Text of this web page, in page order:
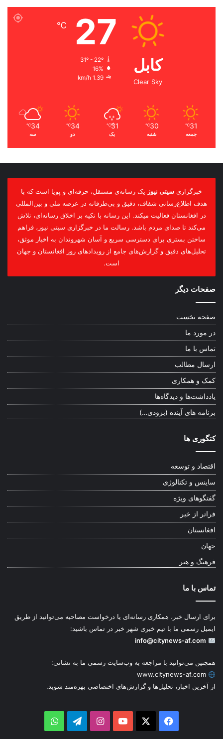
کابل
Clear Sky
27
℃
31º - 22º
16%
1.39 km/h
31
℃
جمعه
30
℃
شنبه
31
℃
یک
34
℃
دو
34
℃
سه
خبرگزاری سیتی نیوز یک رسانه‌ی مستقل، حرفه‌ای و پویا است که با
هدف اطلاع‌رسانی شفاف، دقیق و بی‌طرفانه در عرصه ملی و بین‌المللی
در افغانستان فعالیت میکند. این رسانه با تکیه بر اخلاق رسانه‌ای، تلاش
می‌کند تا صدای مردم باشد. رسالت ما در خبرگزاری سیتی نیوز، فراهم
ساختن بستری برای دسترسی سریع و آسان شهروندان به اخبار موثق،
تحلیل‌های دقیق و گزارش‌های جامع از رویدادهای روز افغانستان و جهان
است.
صفحات دیگر
صفحه نخست
در مورد ما
تماس با ما
ارسال مطالب
کمک و همکاری
یادداشت‌ها و دیدگاه‌ها
برنامه های آینده (بزودی…)
کتگوری ها
اقتصاد و توسعه
ساینس و تکنالوژی
گفتگوهای ویژه
فراتر از خبر
افغانستان
جهان
فرهنگ و هنر
تماس با ما
برای ارسال خبر، همکاری رسانه‌ای یا درخواست مصاحبه می‌توانید از طریق
ایمیل رسمی ما با تیم خبری شهر خبر در تماس باشید:
info@citynews-af.com
همچنین می‌توانید با مراجعه به وب‌سایت رسمی ما به نشانی:
www.citynews-af.com
از آخرین اخبار، تحلیل‌ها و گزارش‌های اختصاصی بهره‌مند شوید.
Facebook
YouTube
Instagram
Telegram
WhatsApp